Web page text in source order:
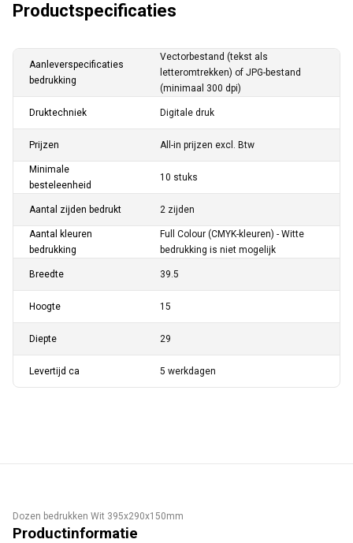
Productspecificaties
Aanleverspecificaties
bedrukking
Vectorbestand (tekst als
letteromtrekken) of JPG-bestand
(minimaal 300 dpi)
Druktechniek Digitale druk
Prijzen All-in prijzen excl. Btw
Minimale
besteleenheid
10 stuks
Aantal zijden bedrukt 2 zijden
Aantal kleuren
bedrukking
Full Colour (CMYK-kleuren) - Witte
bedrukking is niet mogelijk
Breedte 39.5
Hoogte 15
Diepte 29
Levertijd ca 5 werkdagen
Dozen bedrukken Wit 395x290x150mm
Productinformatie